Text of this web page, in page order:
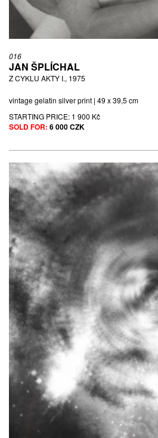
016
JAN ŠPLÍCHAL
Z CYKLU AKTY I., 1975
vintage gelatin silver print | 49 x 39,5 cm
STARTING PRICE: 1 900 Kč
SOLD FOR: 6 000 CZK